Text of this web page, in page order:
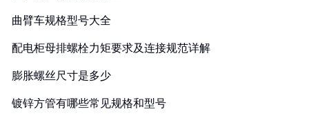
曲臂车规格型号大全
配电柜母排螺栓力矩要求及连接规范详解
膨胀螺丝尺寸是多少
镀锌方管有哪些常见规格和型号